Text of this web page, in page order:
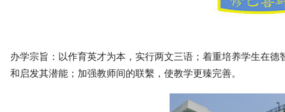
办学宗旨：以作育英才为本，实行两文三语；着重培养学生在
和启发其潜能；加强教师间的联繫，使教学更臻完善。